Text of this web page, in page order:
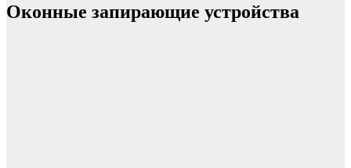
Оконные запирающие устройства